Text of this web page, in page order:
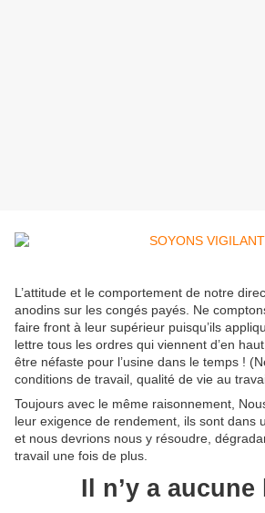
L’attitude et le comportement de notre
anodins sur les congés payés. Ne
faire front à leur supérieur puisqu’ils
lettre tous les ordres qui viennent d’en
être néfaste pour l’usine dans le temps !
conditions de travail, qualité de vie au
Toujours avec le même raisonnement,
leur exigence de rendement, ils sont dans
et nous devrions nous y résoudre,
travail une fois de plus.
Il n’y a